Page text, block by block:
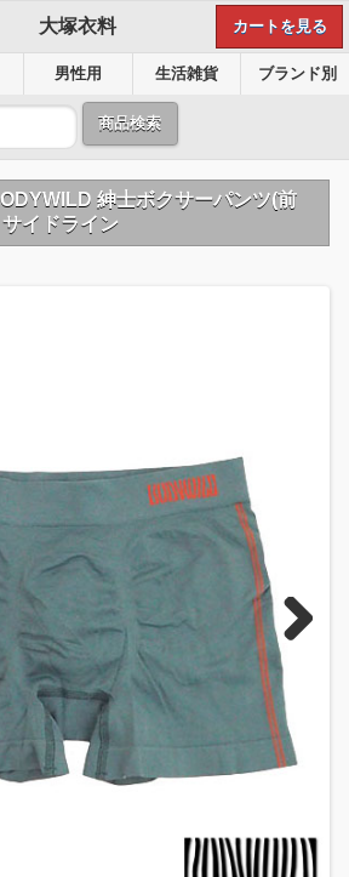
大塚衣料 カートを見る
男性用 生活雑貨 ブランド別
商品検索
紳士ボクサーパンツ(前
イドライン
Next